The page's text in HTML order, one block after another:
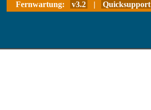
Fernwartung: v3.2 | Quicksupport